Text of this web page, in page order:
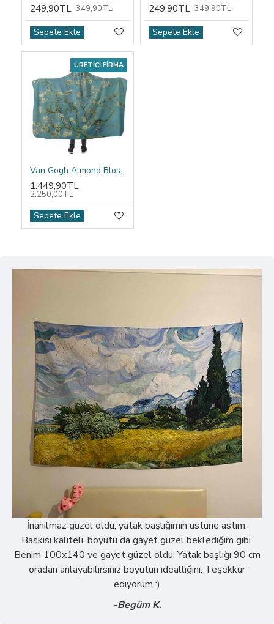
249,90TL 349,90TL
Sepete Ekle
249,90TL 349,90TL
Sepete Ekle
ÜRETICI FIRMA
Van Gogh Almond Blossom Kapşonlu Battaniye
1.449,90TL
2.250,00TL
Sepete Ekle
İnanılmaz güzel oldu, yatak başlığımın üstüne astım.
Baskısı kaliteli, boyutu da gayet güzel beklediğim gibi.
Benim 100x140 ve gayet güzel oldu. Yatak başlığı 90 cm
oradan anlayabilirsiniz boyutun idealliğini. Teşekkür
ediyorum :)
-Begüm K.